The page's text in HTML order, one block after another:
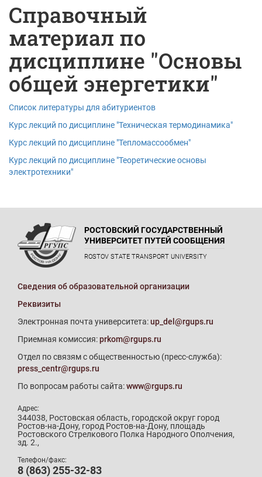
Справочный
материал по
дисциплине "Основы
общей энергетики"
Список литературы для абитуриентов
Курс лекций по дисциплине ″Техническая термодинамика″
Курс лекций по дисциплине ″Тепломассообмен″
Курс лекций по дисциплине ″Теоретические основы
электротехники″
РОСТОВСКИЙ ГОСУДАРСТВЕННЫЙ
УНИВЕРСИТЕТ ПУТЕЙ СООБЩЕНИЯ
ROSTOV STATE TRANSPORT UNIVERSITY
Сведения об образовательной организации
Реквизиты
Электронная почта университета:up_del@rgups.ru
Приемная комиссия:prkom@rgups.ru
Отдел по связям с общественностью (пресс-служба):
press_centr@rgups.ru
По вопросам работы сайта:www@rgups.ru
Адрес:
344038, Ростовская область, городской округ город
Ростов-на-Дону, город Ростов-на-Дону, площадь
Ростовского Стрелкового Полка Народного Ополчения,
зд. 2.,
Телефон/факс:
8 (863) 255-32-83